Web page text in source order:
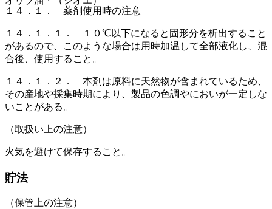
１４．１． 薬剤使用時の注意
１４．１．１． １０℃以下になると固形分を析出すること
があるので、このような場合は用時加温して全部液化し、混
合後、使用すること。
１４．１．２． 本剤は原料に天然物が含まれているため、
その産地や採集時期により、製品の色調やにおいが一定しな
いことがある。
（取扱い上の注意）
火気を避けて保存すること。
貯法
（保管上の注意）